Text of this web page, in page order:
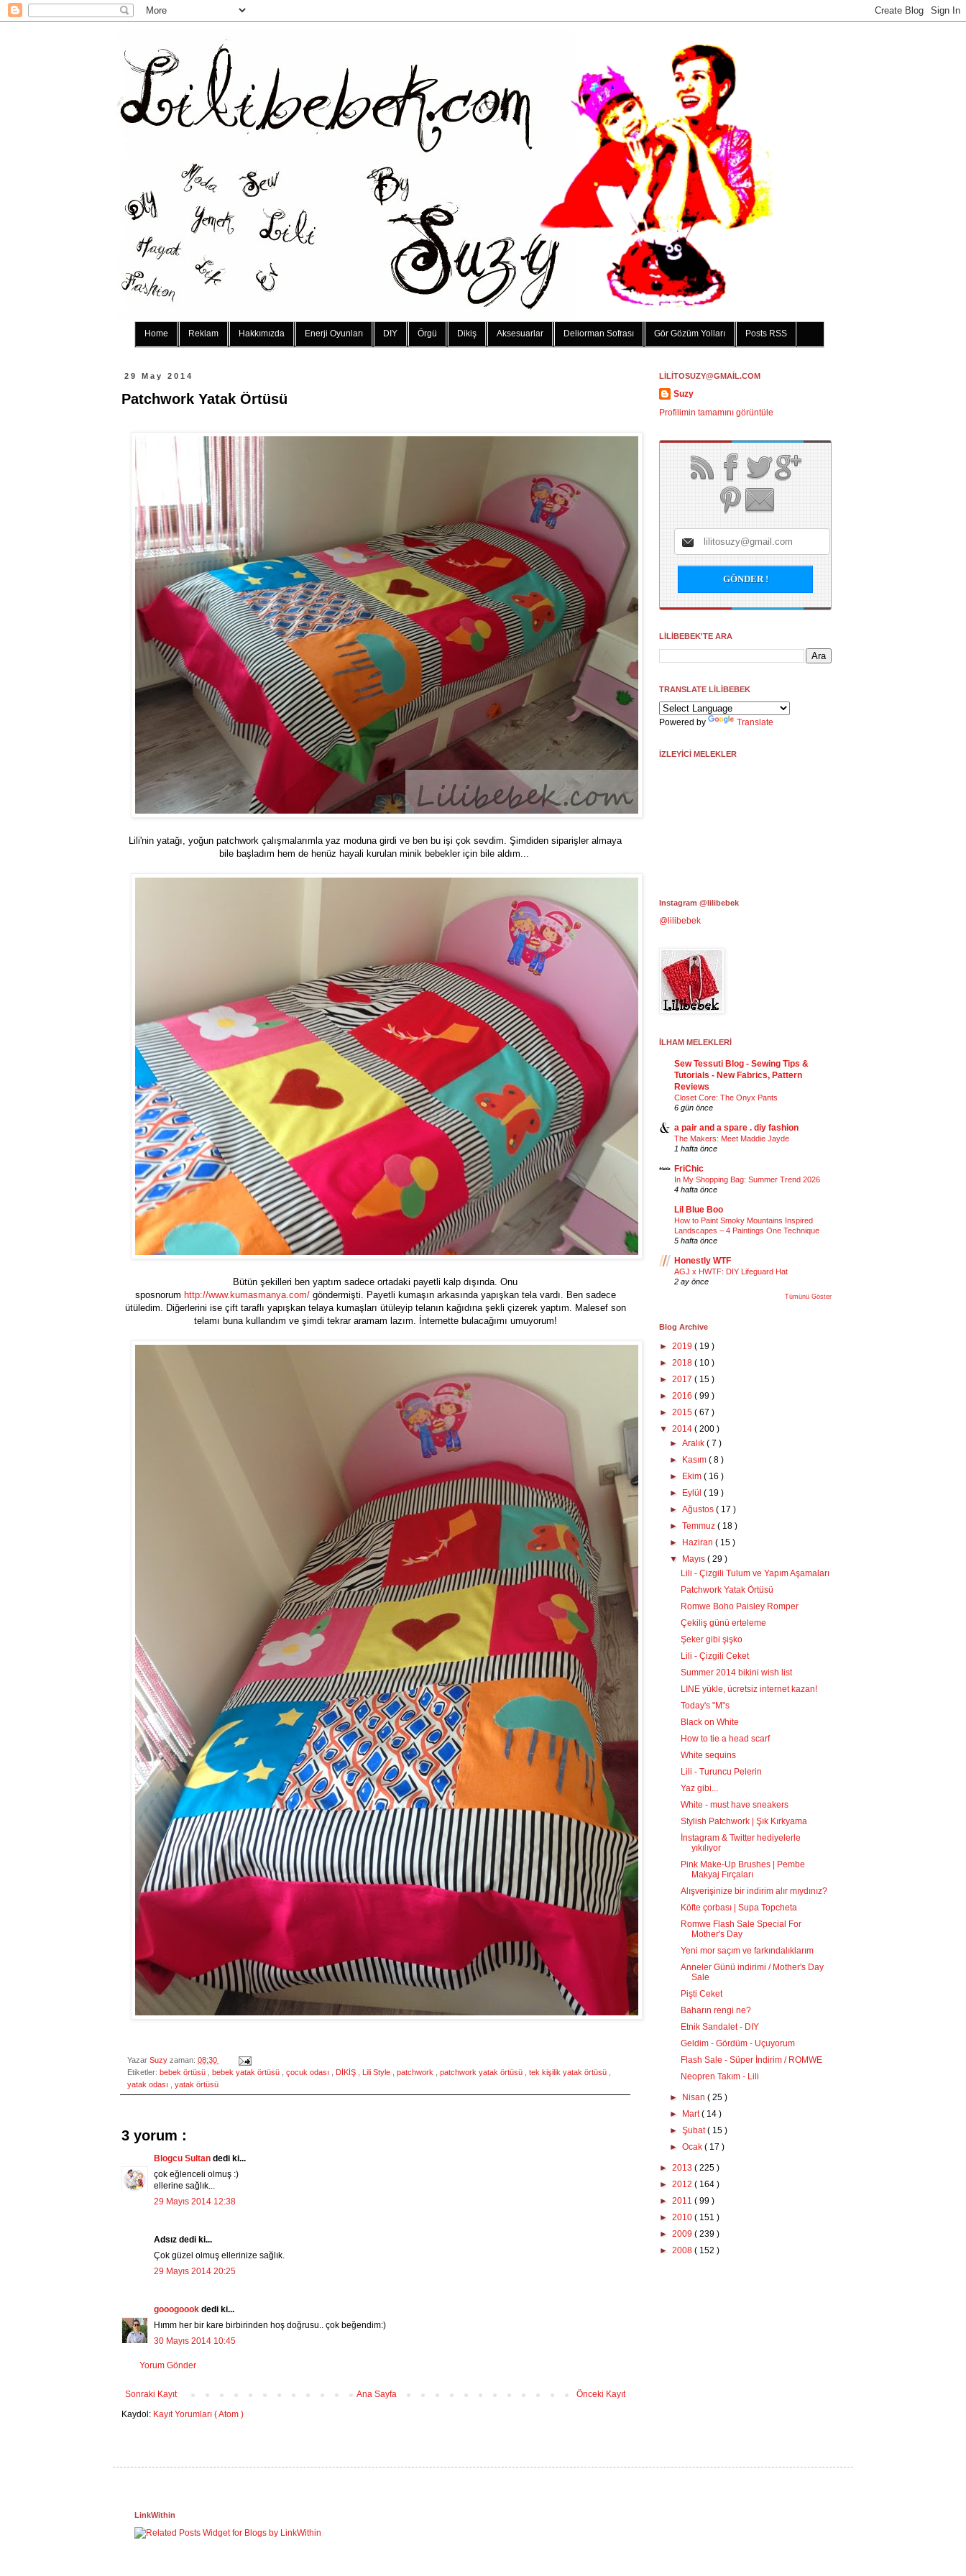
Home Reklam Hakkımızda Enerji Oyunları DIY Örgü Dikiş Aksesuarlar Deliorman Sofrası Gör Gözüm Yolları Posts RSS
29 May 2014
Patchwork Yatak Örtüsü
Lili'nin yatağı, yoğun patchwork çalışmalarımla yaz moduna girdi ve ben bu işi çok sevdim. Şimdiden siparişler almaya
bile başladım hem de henüz hayali kurulan minik bebekler için bile aldım...
Bütün şekilleri ben yaptım sadece ortadaki payetli kalp dışında. Onu
sposnorum http://www.kumasmanya.com/göndermişti. Payetli kumaşın arkasında yapışkan tela vardı. Ben sadece
ütüledim. Diğerlerini ise çift taraflı yapışkan telaya kumaşları ütüleyip telanın kağıdına şekli çizerek yaptım. Malesef son
telamı buna kullandım ve şimdi tekrar aramam lazım. İnternette bulacağımı umuyorum!
Yazar Suzy zaman: 08:30
Etiketler: bebek örtüsü bebek yatak örtüsü çocuk odası DİKİŞ Lili Style patchwork patchwork yatak örtüsü tek kişilik yatak örtüsü
yatak odası
yatak örtüsü
3 yorum :
Blogcu Sultan dedi ki...
çok eğlenceli olmuş :)
ellerine sağlık...
29 Mayıs 2014 12:38
Adsız dedi ki...
Çok güzel olmuş ellerinize sağlık.
29 Mayıs 2014 20:25
gooogoook dedi ki...
Hımm her bir kare birbirinden hoş doğrusu.. çok beğendim:)
30 Mayıs 2014 10:45
Yorum Gönder
Sonraki Kayıt Önceki Kayıt
Ana Sayfa
Kaydol: Kayıt Yorumları ( Atom )
LİLİTOSUZY@GMAİL.COM
Suzy
Profilimin tamamını görüntüle
LİLİBEBEK'TE ARA
TRANSLATE LİLİBEBEK
Powered by Translate
İZLEYİCİ MELEKLER
Instagram @lilibebek
@lilibebek
İLHAM MELEKLERİ
Sew Tessuti Blog - Sewing Tips &
Tutorials - New Fabrics, Pattern
Reviews
Closet Core: The Onyx Pants
6 gün önce
a pair and a spare . diy fashion
The Makers: Meet Maddie Jayde
1 hafta önce
FriChic
In My Shopping Bag: Summer Trend 2026
4 hafta önce
Lil Blue Boo
How to Paint Smoky Mountains Inspired
Landscapes – 4 Paintings One Technique
5 hafta önce
Honestly WTF
AGJ x HWTF: DIY Lifeguard Hat
2 ay önce
Tümünü Göster
Blog Archive
► 2019 ( 19 )
► 2018 ( 10 )
► 2017 ( 15 )
► 2016 ( 99 )
► 2015 ( 67 )
▼ 2014 ( 200 )
►Aralık( 7 )
►
Kasım( 8 )
►
Ekim( 16 )
►
Eylül( 19 )
►Ağustos( 17 )
►Temmuz( 18 )
►
Haziran( 15 )
▼
Mayıs( 29 )
Lili - Çizgili Tulum ve Yapım Aşamaları
Patchwork Yatak Örtüsü
Romwe Boho Paisley Romper
Çekiliş günü erteleme
Şeker gibi şişko
Lili - Çizgili Ceket
Summer 2014 bikini wish list
LINE yükle, ücretsiz internet kazan!
Today's "M"s
Black on White
How to tie a head scarf
White sequins
Lili - Turuncu Pelerin
Yaz gibi...
White - must have sneakers
Stylish Patchwork | Şık Kırkyama
İnstagram & Twitter hediyelerle
yıkılıyor
Pink Make-Up Brushes | Pembe
Makyaj Fırçaları
Alışverişinize bir indirim alır mıydınız?
Köfte çorbası | Supa Topcheta
Romwe Flash Sale Special For
Mother's Day
Yeni mor saçım ve farkındalıklarım
Anneler Günü indirimi / Mother's Day
Sale
Pişti Ceket
Baharın rengi ne?
Etnik Sandalet - DIY
Geldim - Gördüm - Uçuyorum
Flash Sale - Süper İndirim / ROMWE
Neopren Takım - Lili
► Nisan( 25 )
►
Mart( 14 )
►Şubat( 15 )
►Ocak( 17 )
► 2013 ( 225 )
► 2012 ( 164 )
► 2011 ( 99 )
► 2010 ( 151 )
► 2009 ( 239 )
► 2008 ( 152 )
LinkWithin